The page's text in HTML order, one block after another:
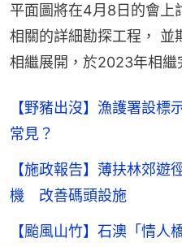
平面圖將在4月8日的會
相關的詳細勘探工程， 並
相繼展開，於2023年相繼
【野豬出沒】漁護署設
常見？
【施政報告】薄扶林郊遊
機 改善碼頭設施
【颱風山竹】石澳「情